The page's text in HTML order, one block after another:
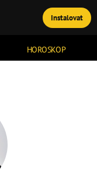
HOROSKOP
TÉMATA
Instalovat